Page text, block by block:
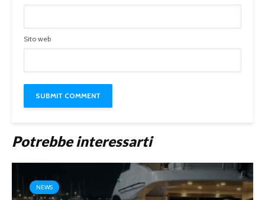
Sito web
Potrebbe interessarti
NEWS